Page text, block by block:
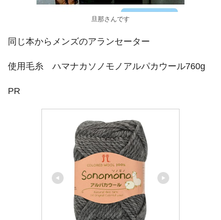
旦那さんです
同じ本からメンズのアランセーター
使用毛糸 ハマナカソノモノアルパカウール760g
PR